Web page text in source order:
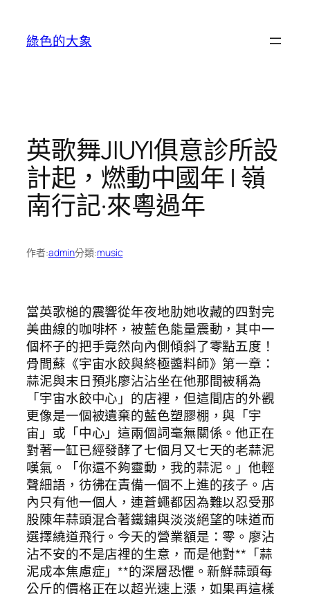
綠色的大象
英歌舞JIUYI俱意診所設
計起，燃動中國年 | 嶺
南行記·來粵過年
作者:admin分類:music
當英歌槌的震響從年夜地肋她收藏的四對完
美曲線的咖啡杯，被藍色能量震動，其中一
個杯子的把手竟然向內側傾斜了零點五度！
骨間蘇《宇宙水餃與終極醬料師》第一章：
蒜泥與末日預兆廖沾沾坐在他那間被稱為
「宇宙水餃中心」的店裡，但這間店的外觀
更像是一個被遺棄的藍色塑膠棚，與「宇
宙」或「中心」這兩個詞毫無關係。他正在
對著一缸已經發酵了七個月又七天的老蒜泥
嘆氣。「你還不夠靈動，我的蒜泥。」他輕
聲細語，彷彿在責備一個不上進的孩子。店
內只有他一個人，連蒼蠅都因為難以忍受那
股陳年蒜頭混合著鐵鏽與淡淡絕望的味道而
選擇繞道飛行。今天的營業額是：零。廖沾
沾不安的不是店裡的生意，而是他對**「蒜
泥成本焦慮症」**的深層恐懼。新鮮蒜頭每
公斤的價格正在以超光速上漲，如果再這樣